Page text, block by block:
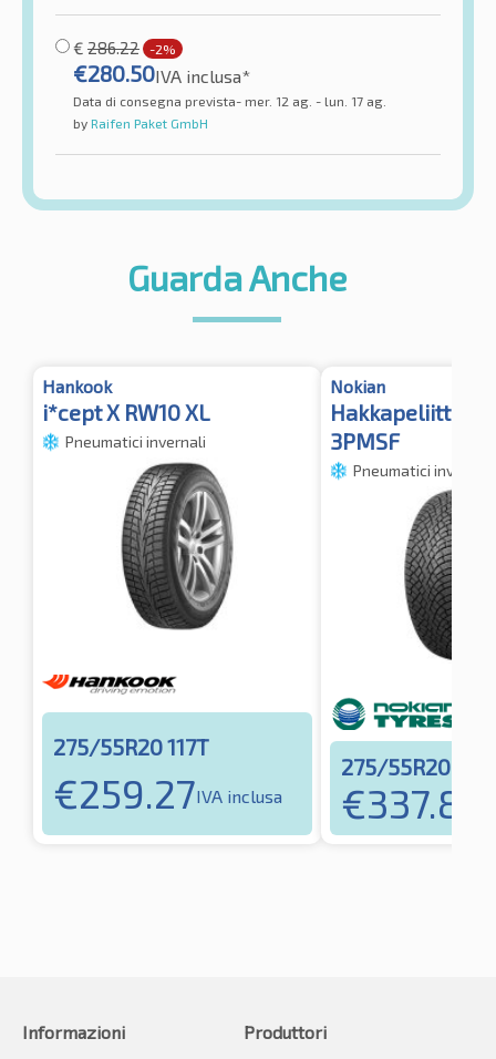
€ 286.22 -2%
€280.50IVA inclusa*
Data di consegna prevista- mer. 12 ag. - lun. 17 ag.
by Raifen Paket GmbH
Guarda Anche
Hankook
i*cept X RW10 XL
Pneumatici invernali
275/55R20 117T
€259.27IVA inclusa
Nokian
Hakkapeliitta R5
3PMSF
Pneumatici invernali
275/55R20 117R
€337.81
Informazioni
Produttori